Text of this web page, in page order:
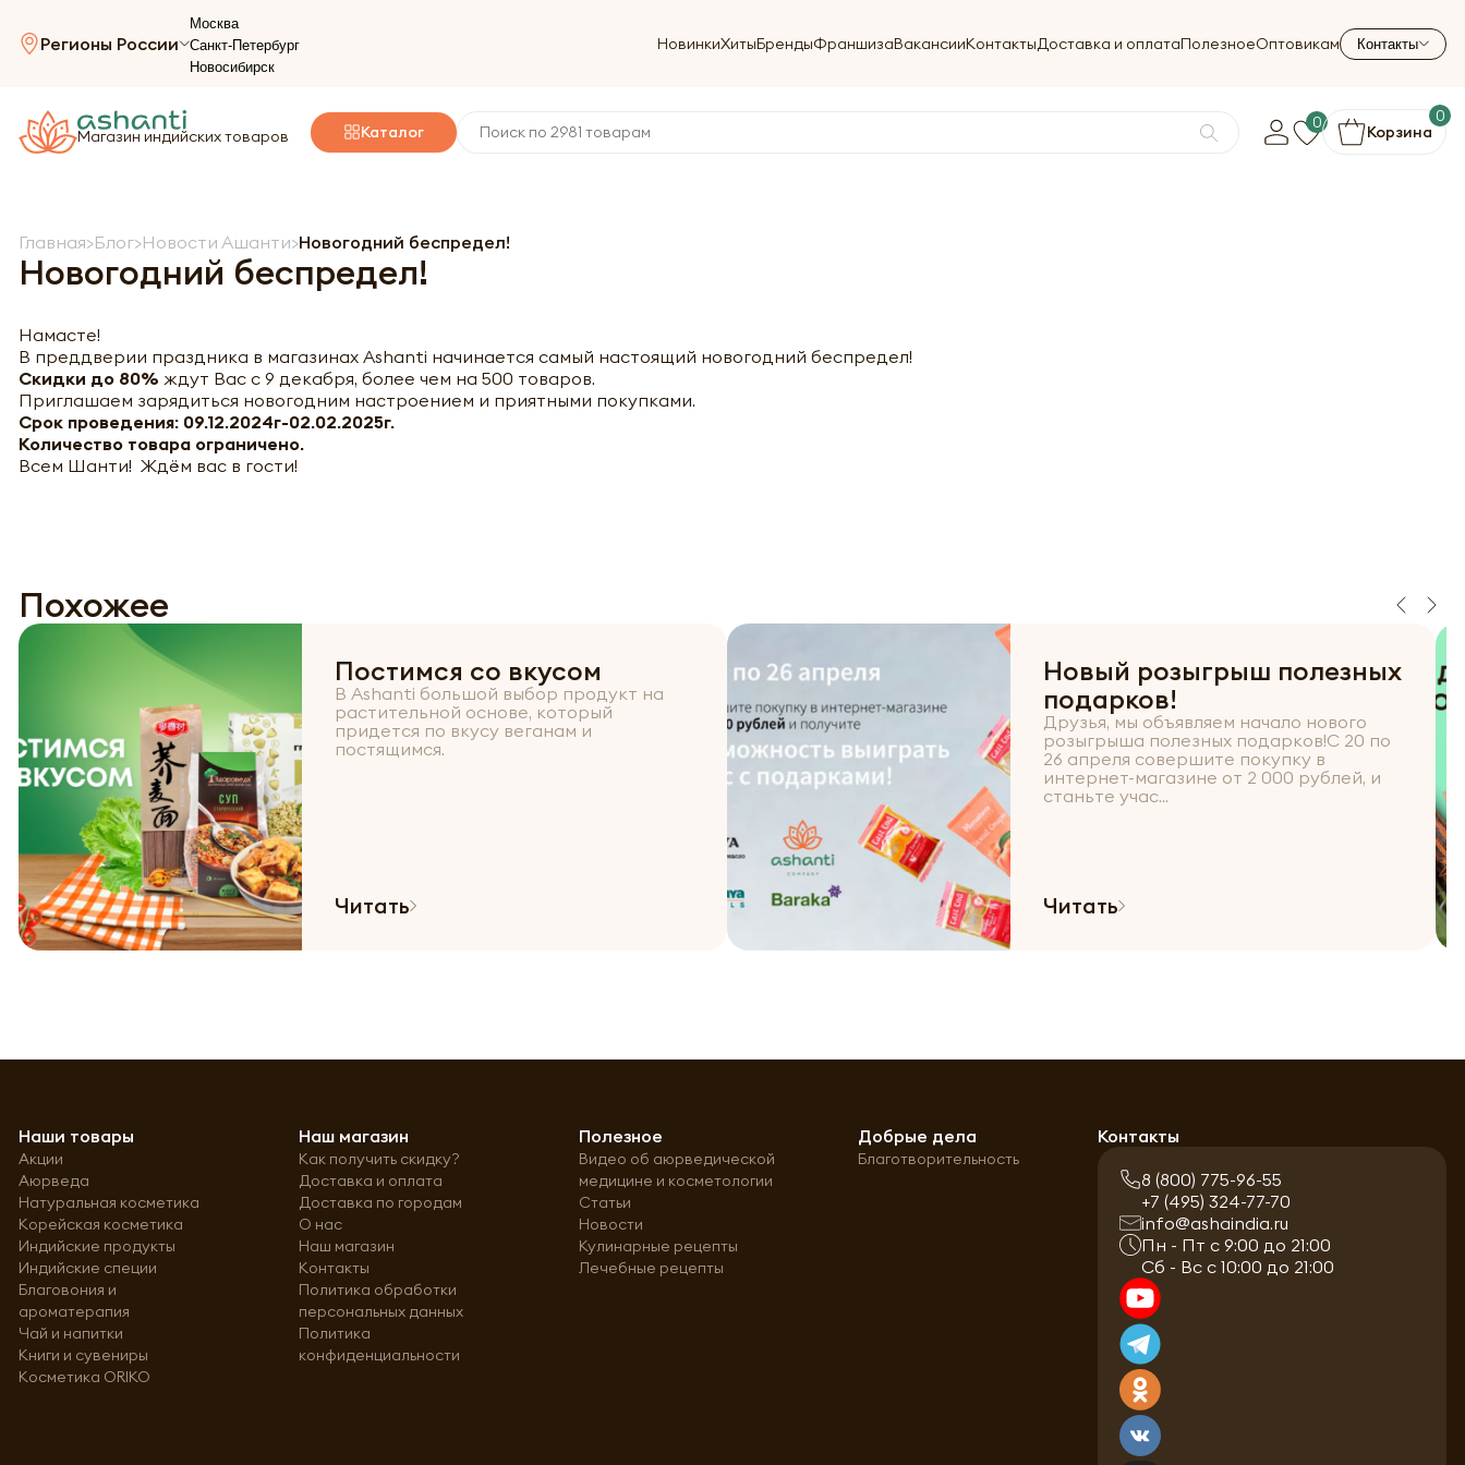
Регионы России
Москва
Санкт-Петербург
Новосибирск
НовинкиХитыБрендыФраншизаВакансииКонтактыДоставка и оплатаПолезноеОптовикам Контакты
Магазин индийских товаров Каталог 0 Корзина
0
Главная Блог Новости Ашанти Новогодний беспредел!
Новогодний беспредел!
Намасте!
В преддверии праздника в магазинах Ashanti начинается самый настоящий новогодний беспредел!
Скидки до 80% ждут Вас с 9 декабря, более чем на 500 товаров.
Приглашаем зарядиться новогодним настроением и приятными покупками.
Срок проведения: 09.12.2024г-02.02.2025г.
Количество товара ограничено.
Всем Шанти! Ждём вас в гости!
Похожее
Постимся со вкусом
В Ashanti большой выбор продукт на
растительной основе, который
придется по вкусу веганам и
постящимся.
Читать
Новый розыгрыш полезных
подарков!
Друзья, мы объявляем начало нового
розыгрыша полезных подарков!С 20 по
26 апреля совершите покупку в
интернет-магазине от 2 000 рублей, и
станьте учас...
Читать
Наши товары
Акции
Аюрведа
Натуральная косметика
Корейская косметика
Индийские продукты
Индийские специи
Благовония и
ароматерапия
Чай и напитки
Книги и сувениры
Косметика ORIKO
Наш магазин
Как получить скидку?
Доставка и оплата
Доставка по городам
О нас
Наш магазин
Контакты
Политика обработки
персональных данных
Политика
конфиденциальности
Полезное
Видео об аюрведической
медицине и косметологии
Статьи
Новости
Кулинарные рецепты
Лечебные рецепты
Добрые дела
Благотворительность
Контакты
8 (800) 775-96-55
+7 (495) 324-77-70
info@ashaindia.ru
Пн - Пт с 9:00 до 21:00
Сб - Вс с 10:00 до 21:00